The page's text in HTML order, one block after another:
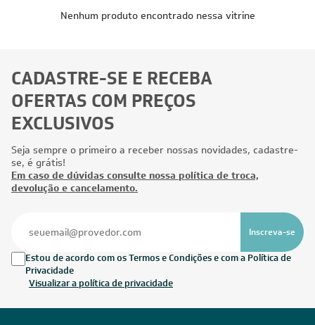
Nenhum produto encontrado nessa vitrine
CADASTRE-SE E RECEBA
OFERTAS COM PREÇOS
EXCLUSIVOS
Seja sempre o primeiro a receber nossas novidades, cadastre-
se, é grátis!
Em caso de dúvidas consulte nossa política de troca,
devolução e cancelamento.
Inscreva-se
Estou de acordo com os Termos e Condições e com a Política de
Privacidade
Visualizar a política de privacidade